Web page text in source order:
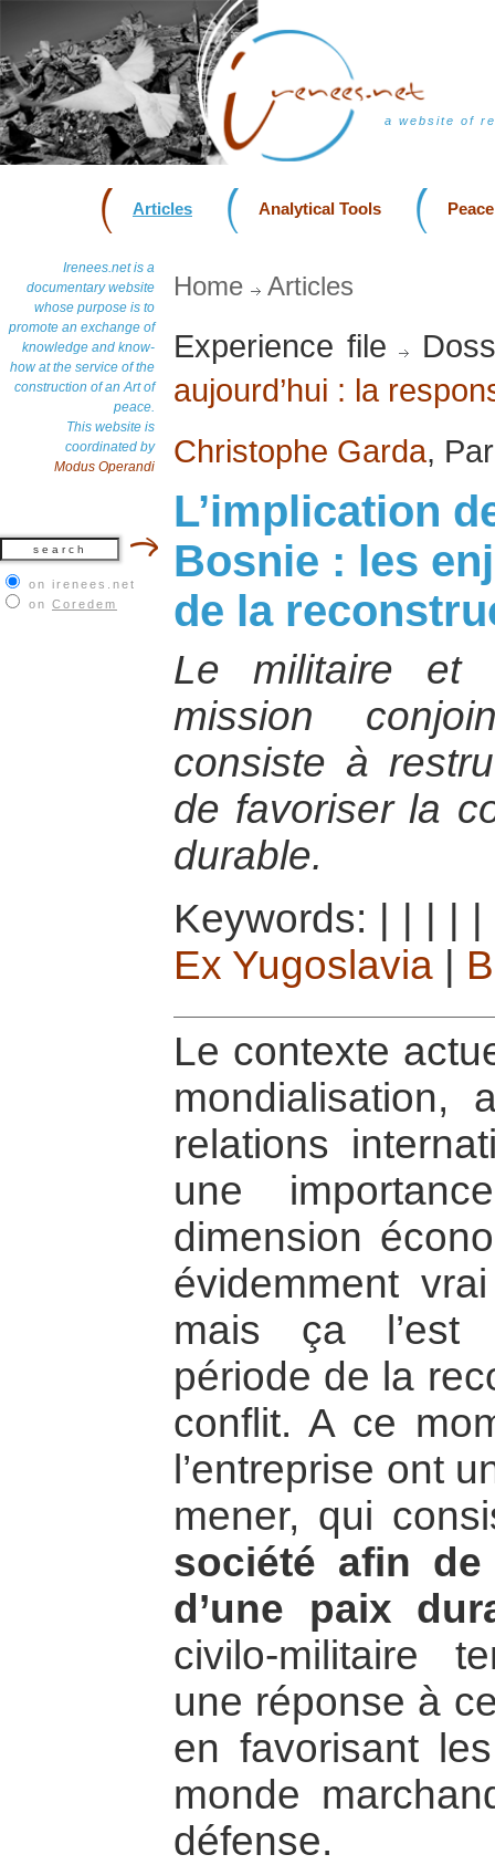
a website of
Articles Analytical Tools
Irenees.net is a
documentary website
whose purpose is to
promote an exchange of
knowledge and know-
how at the service of the
construction of an Art of
peace.
This website is
coordinated by
Modus Operandi
on irenees.net
on Coredem
Home Articles
Experience file
aujourd’hui : la
Christophe Garda,
L’implication
Bosnie : les
de la
Le militaire et
mission
consiste à
de favoriser la
durable.
Keywords:
Ex Yugoslavia
Le contexte
mondialisation,
relations
une
dimension
évidemment
mais ça l’est
période de la
conflit. A ce
l’entreprise ont
mener, qui
société afin
d’une paix
civilo-militaire
une réponse à
en favorisant
monde
défense.